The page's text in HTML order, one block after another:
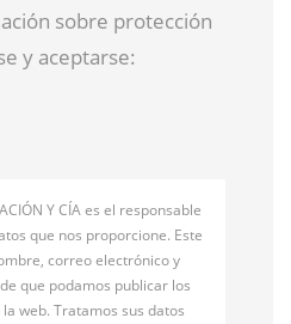
sobre protección
y aceptarse:
Y CÍA es el responsable
que nos proporcione. Este
correo electrónico y
que podamos publicar los
web. Tratamos sus datos